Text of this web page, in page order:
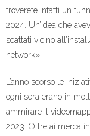
troverete infatti un
2024. Un’idea che
scattati vicino
network».
L’anno scorso le
ogni sera erano in
ammirare il
2023. Oltre ai